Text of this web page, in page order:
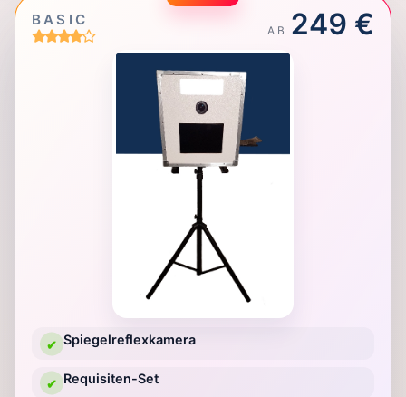
BASIC
AB 249 €
✔ Spiegelreflexkamera
✔ Requisiten-Set